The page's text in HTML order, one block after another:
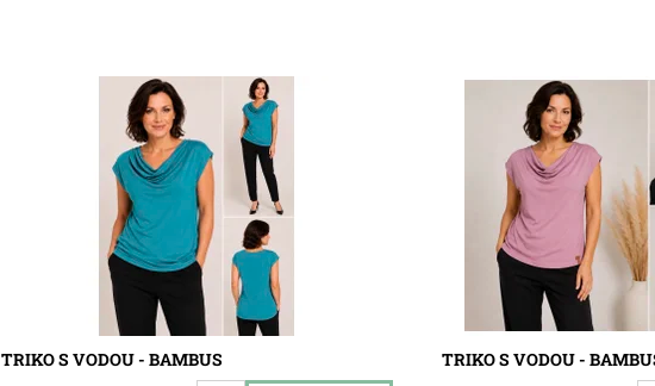
Skladem
5820
TRIKO S VODOU - BAMBUS
Dostupnost:
Skladem
5819
TRIKO S VODOU -